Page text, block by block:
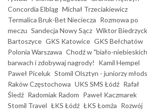
Concordia Elbląg Michał Trzeciakiewicz
Termalica Bruk-Bet Nieciecza Rozmowa po
meczu Sandecja Nowy Sącz Wiktor
Bartoszyce GKS Katowice GKS Bełchatów
Polonia Warszawa Chodź w "biało-
barwach i zdobywaj nagrody!
Kamil Hempel
Paweł Piceluk Stomil Olsztyn - juniorzy
Raków Częstochowa UKS SMS Łódź Rafał
Śledź Radomiak Radom Paweł Kaczmarek
Stomil Travel ŁKS Łódź ŁKS Łomża Rozwój